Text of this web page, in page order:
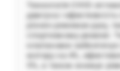
Технологія CVVD
двигуна і
різних режимах руху,
спортивному режимі.
клапанами
мотору на 4%,
5%, а також знижує